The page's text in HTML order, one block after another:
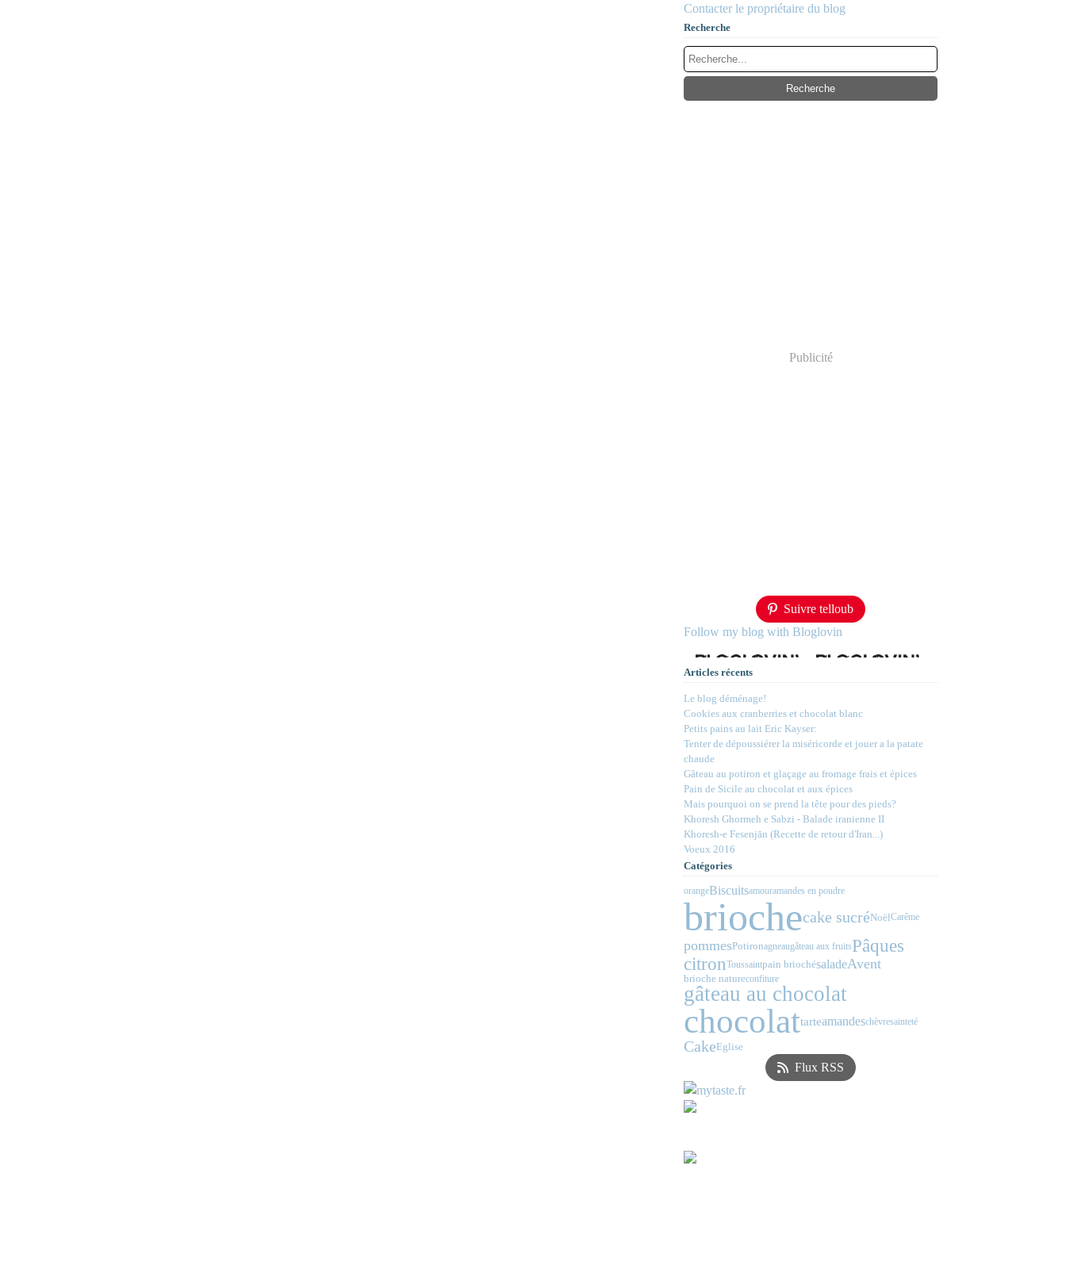
Contacter le propriétaire du blog
Recherche
Publicité
Suivre telloub
Follow my blog with Bloglovin
Articles récents
Le blog déménage!
Cookies aux cranberries et chocolat blanc
Petits pains au lait Eric Kayser:
Tenter de dépoussiérer la miséricorde et jouer a la patate
chaude
Gâteau au potiron et glaçage au fromage frais et épices
Pain de Sicile au chocolat et aux épices
Mais pourquoi on se prend la tête pour des pieds?
Khoresh Ghormeh e Sabzi - Balade iranienne II
Khoresh-e Fesenjān (Recette de retour d'Iran...)
Voeux 2016
Catégories
orangeBiscuitsamouramandes en poudre
briochecake sucréNoëlCarême
pommesPotironagneaugâteau aux fruitsPâques
citronToussaintpain briochésaladeAvent
brioche natureconfiture
gâteau au chocolat
chocolattarteamandeschèvresainteté
CakeEglise
Flux RSS